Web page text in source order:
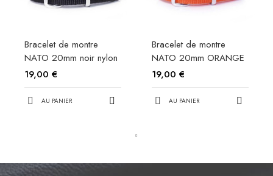
Bracelet de montre
NATO 20mm noir nylon
19,00 €
AU PANIER
Bracelet de montre
NATO 20mm ORANGE
19,00 €
AU PANIER